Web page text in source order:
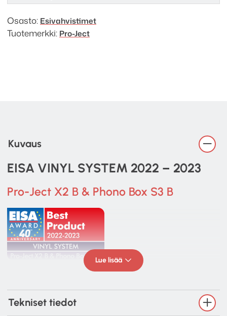
Osasto: Esivahvistimet
Tuotemerkki: Pro-Ject
Kuvaus
EISA VINYL SYSTEM 2022 – 2023
Pro-Ject X2 B & Phono Box S3 B
Lue lisää
Tekniset tiedot